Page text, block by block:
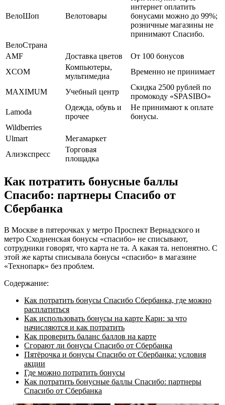
ВелоШоп Велотовары
интернет оплатить
бонусами можно до 99%;
розничные магазины не
принимают Спасибо.
ВелоСтрана
AMF
Доставка цветов
От 100 бонусов
XCOM
Компьютеры,
мультимедиа
Временно не принимает
MAXIMUM Учебный центр
Скидка 2500 рублей по
промокоду «SPASIBO»
Lamoda
Одежда, обувь и
прочее
Не принимают к оплате
бонусы.
Wildberries
Ulmart
Мегамаркет
Алиэкспресс
Торговая
площадка
Как потратить бонусные баллы
Спасибо: партнеры Cпасибо от
Cбербанка
В Москве в пятерочках у метро Проспект Вернадского и
метро Сходненская бонусы «спасибо» не списывают,
сотрудники говорят, что карта не та. А какая та. непонятно. С
этой же карты списывала бонусы «спасибо» в магазине
«Технопарк» без проблем.
Содержание:
Как потратить бонусы Спасибо Сбербанка, где можно
расплатиться
Как использовать бонусы на карте Кари: за что
начисляются и как потратить
Как проверить баланс баллов на карте
Сгорают ли бонусы Спасибо от Сбербанка
Пятёрочка и бонусы Спасибо от Сбербанка: условия
акции
Где можно потратить бонусы
Как потратить бонусные баллы Спасибо: партнеры
Cпасибо от Cбербанка